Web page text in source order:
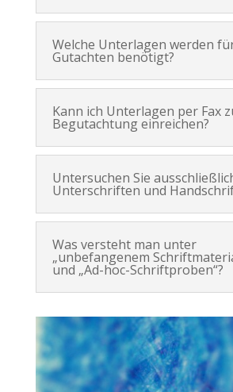
Welche Unterlagen werden
Gutachten benötigt?
Kann ich Unterlagen per Fax
Begutachtung einreichen?
Untersuchen Sie
Unterschriften und
Was versteht man unter
„unbefangenem
und „Ad-hoc-Schriftproben“?